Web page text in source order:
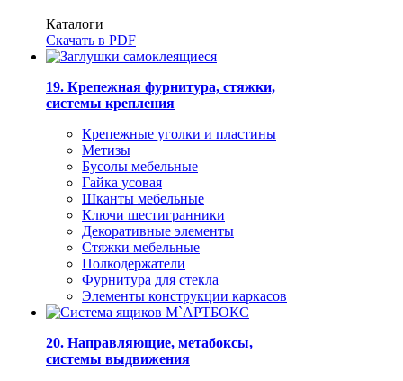
Каталоги
Скачать в PDF
19. Крепежная фурнитура, стяжки,
системы крепления
Крепежные уголки и пластины
Метизы
Бусолы мебельные
Гайка усовая
Шканты мебельные
Ключи шестигранники
Декоративные элементы
Стяжки мебельные
Полкодержатели
Фурнитура для стекла
Элементы конструкции каркасов
20. Направляющие, метабоксы,
системы выдвижения